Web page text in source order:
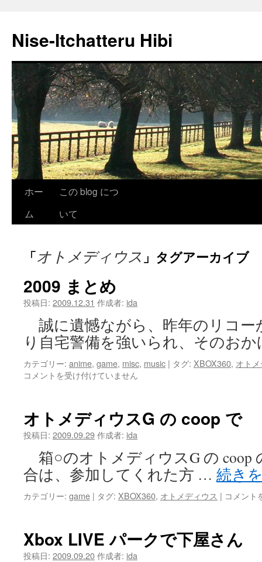
Nise-Itchatteru Hibi
ツ
へ
ッ
ホー
ム
この blog につ
いて
「オトメディウス 」タグアーカイブ
2009 まとめ
投稿日: 2009.12.31 作成者: ida
誠に遺憾ながら、昨年のリコー
り自宅警備を強いられ、そのお
カテゴリー: anime, game, misc, music | タグ: XBOX360, オト
コメントを受け付けていません
オトメディウスG の coop で
投稿日: 2009.09.29作成者: ida
箱○のオトメディウスG の coop
合は、参加してくれた方 … 続き
カテゴリー: game | タグ: XBOX360, オトメディウス | オ
ィ
コメント
Xbox LIVE パークで下屋さん
投稿日: 2009.09.20作成者: ida